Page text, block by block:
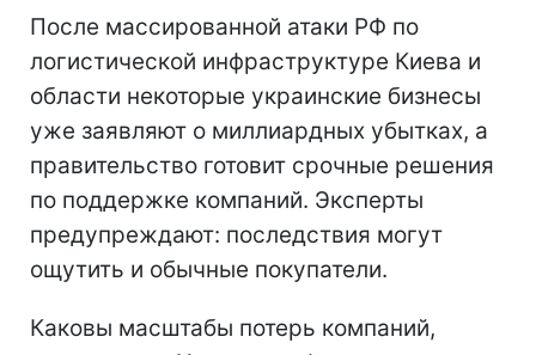
После массированной атаки РФ по
логистической инфраструктуре Киева и
области некоторые украинские бизнесы
уже заявляют о миллиардных убытках, а
правительство готовит срочные решения
по поддержке компаний. Эксперты
предупреждают: последствия могут
ощутить и обычные покупатели.
Каковы масштабы потерь компаний,